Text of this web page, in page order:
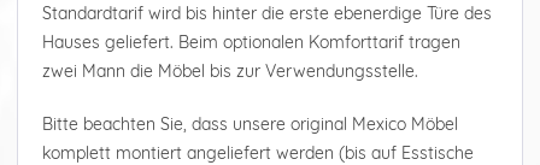
Standardtarif wird bis hinter die erste ebenerdige Türe des
Hauses geliefert. Beim optionalen Komforttarif tragen
zwei Mann die Möbel bis zur Verwendungsstelle.
Bitte beachten Sie, dass unsere original Mexico Möbel
komplett montiert angeliefert werden (bis auf Esstische